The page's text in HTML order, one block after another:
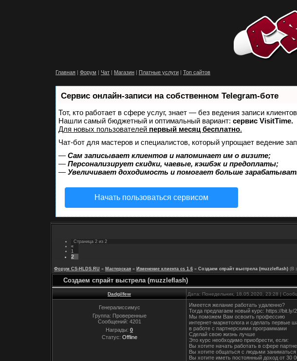
Главная | Форум | Чат | Магазин | Платные услуги | Топ сайтов
Сервис онлайн-записи на собственном Telegram-боте
Тот, кто работает в сфере услуг, знает — без ведения записи
Нашли самый бюджетный и оптимальный вариант: сервис VisitTime.
Для новых пользователей первый месяц бесплатно.
Чат-бот для мастеров и специалистов, который упрощает ведение
— Сам записывает клиентов и напоминает им о визите;
— Персонализирует скидки, чаевые, кэшбэк и предоплаты;
— Увеличивает доходимость и помогает больше
Начать пользоваться сервисом
Страница 2 из 2
«
1
2
Форум CS-HLDS.RU » Мастерская » Изменение клиента cs 1.6 » Создаем спрайт выстрела (muzzleflash) (В
Создаем спрайт выстрела (muzzleflash)
Dadgilfew Дата: Понедельник, 18.05.2020, 23:28 |
Генералиссимус
Группа: Проверенные
Сообщений: 4201
Награды: 0
Статус: Offline
Имеется желание работать удаленно?
Тогда предлагаем новый курс: https://bit.ly/
Мы поможем Вам освоить профессию
интернет-маркетолога и сделать первые
в работе с партнерскими программами
Сделай свою жизнь лучше
Это курс необходимо приобрести, если:
Вы хотите начать работать в сфере
Вы хотите общаться с людьми заниматься
Вы хотите иметь постоянный доход от 30